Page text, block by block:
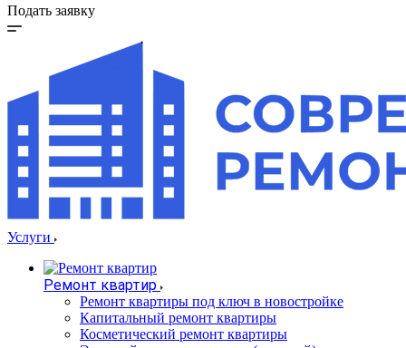
Подать заявку
Услуги
Ремонт квартир
Ремонт квартиры под ключ в новостройке
Капитальный ремонт квартиры
Косметический ремонт квартиры